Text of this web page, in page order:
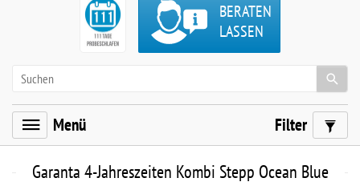
BERATEN
LASSEN
Menü Filter
Garanta 4-Jahreszeiten Kombi Stepp Ocean Blue